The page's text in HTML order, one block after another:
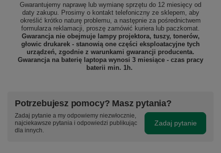
Gwarantujemy naprawę lub wymianę sprzętu do 12 miesięcy od
daty zakupu. Prosimy o kontakt telefoniczny ze sklepem, aby
określić krótko naturę problemu, a następnie za pośrednictwem
formularza reklamacji, proszę zamówić kuriera lub paczkomat.
Gwarancja nie obejmuje lampy projektora, tuszy, tonerów,
głowic drukarek - stanowią one części eksploatacyjne tych
urządzeń, zgodnie z warunkami gwarancji producenta.
Gwarancja na baterię laptopa wynosi 3 miesiące - czas pracy
baterii min. 1h.
Potrzebujesz pomocy? Masz pytania?
Zadaj pytanie a my odpowiemy niezwłocznie,
najciekawsze pytania i odpowiedzi publikując
dla innych.
Zadaj pytanie